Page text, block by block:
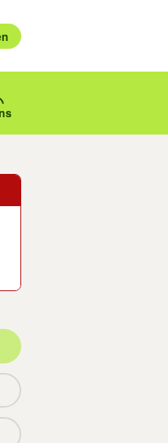
Pfeiltasten nach oben/